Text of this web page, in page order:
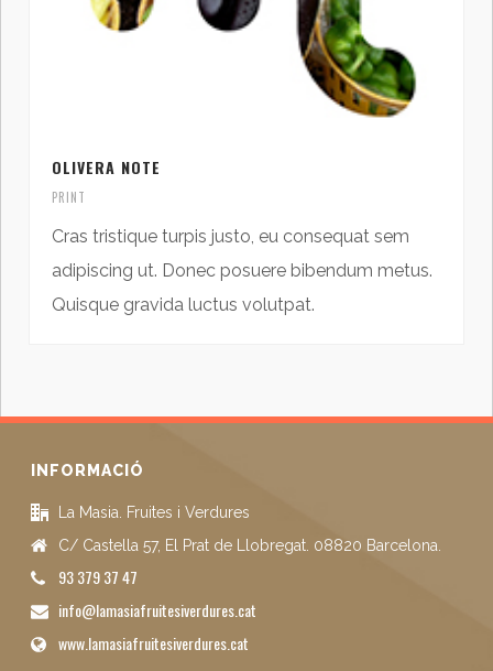
OLIVERA NOTE
PRINT
Cras tristique turpis justo, eu consequat sem
adipiscing ut. Donec posuere bibendum metus.
Quisque gravida luctus volutpat.
INFORMACIÓ
La Masia. Fruites i Verdures
C/ Castella 57, El Prat de Llobregat. 08820 Barcelona.
93 379 37 47
info@lamasiafruitesiverdures.cat
www.lamasiafruitesiverdures.cat